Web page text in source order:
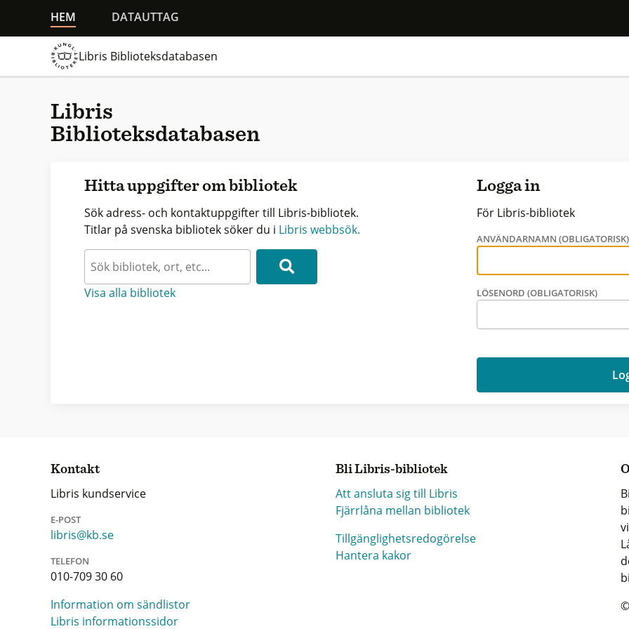
HEM DATAUTTAG
Libris Biblioteksdatabasen
Libris
Biblioteksdatabasen
Hitta uppgifter om bibliotek
Sök adress- och kontaktuppgifter till Libris-bibliotek.
Titlar på svenska bibliotek söker du i Libris webbsök.
Visa alla bibliotek
Logga in
För Libris-bibliotek
ANVÄNDARNAMN (OBLIGATORISK)
LÖSENORD (OBLIGATORISK)
Kontakt
Libris kundservice
E-POST
libris@kb.se
TELEFON
010-709 30 60
Information om sändlistor
Libris informationssidor
Bli Libris-bibliotek
Att ansluta sig till Libris
Fjärrlåna mellan bibliotek
Tillgänglighetsredogörelse
Hantera kakor